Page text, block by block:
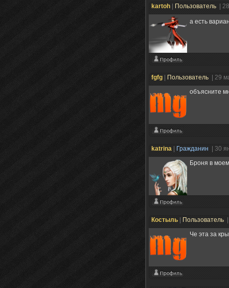
kartoh Пользователь |
а есть
fgfg Пользователь
| 29
объясните
katrina Гражданин
| 30
Броня в
Костыль Пользователь
Че эта за